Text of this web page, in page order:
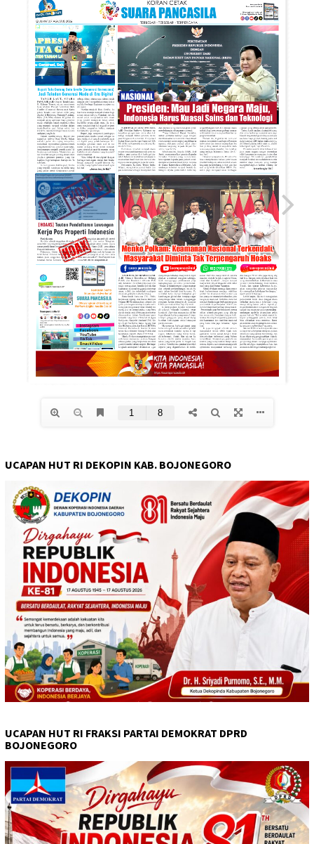
UCAPAN HUT RI DEKOPIN KAB. BOJONEGORO
UCAPAN HUT RI FRAKSI PARTAI DEMOKRAT DPRD
BOJONEGORO